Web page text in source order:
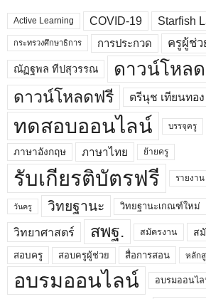
Active Learning COVID-19 Starfish
กระทรวงศึกษาธิการ การประกวด ครูผู้ช่ว
ณัฏฐพล ทีปสุวรรณ ดาวน์โหลด
ดาวน์โหลดฟรี ตรีนุช เทียนทอง
ทดสอบออนไลน์ บรรจุครู
ภาษาอังกฤษ ภาษาไทย ย้ายครู
รับเกียรติบัตรฟรี รายงาน
วันครู วิทยฐานะ วิทยฐานะเกณฑ์ใหม่
วิทยาศาสตร์ สพฐ. สมัครงาน ส
สอบครู สอบครูผู้ช่วย สื่อการสอน หลัก
อบรมออนไลน์ อบรมออนไ